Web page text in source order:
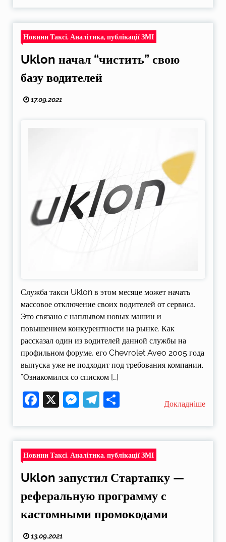
Новини Таксі, Аналітика, публікації ЗМІ
Uklon начал “чистить” свою
базу водителей
17.09.2021
Служба такси Uklon в этом месяце может начать
массовое отключение своих водителей от сервиса.
Это связано с наплывом новых машин и
повышением конкурентности на рынке. Как
рассказал один из водителей данной службы на
профильном форуме, его Chevrolet Aveo 2005 года
выпуска уже не подходит под требования компании.
“Ознакомился со списком […]
Facebook
X Messenger
Telegram
Поділитися
Докладніше
Новини Таксі, Аналітика, публікації ЗМІ
Uklon запустил Стартапку —
реферальную программу с
кастомными промокодами
13.09.2021